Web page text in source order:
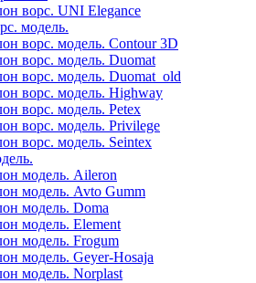
ворс. UNI Elegance
модель.
ворс. модель. Contour 3D
ворс. модель. Duomat
ворс. модель. Duomat_old
ворс. модель. Highway
ворс. модель. Petex
ворс. модель. Privilege
ворс. модель. Seintex
модель. Aileron
модель. Avto Gumm
модель. Doma
модель. Element
модель. Frogum
модель. Geyer-Hosaja
модель. Norplast